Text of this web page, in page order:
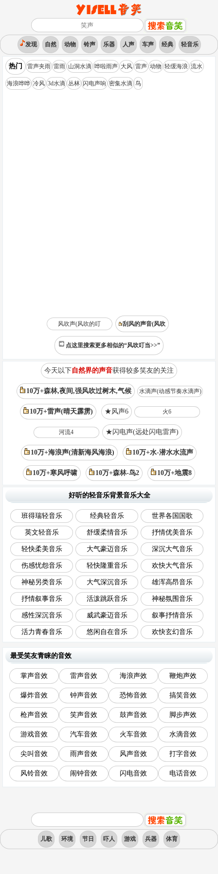
发现 自然 动物 铃声 乐器 人声 车声 经典 轻音乐
热门 雷声夹雨 雷雨 山洞水滴 哗啦雨声 大风 雷声 动物 轻缓海浪 流水
海浪哗哗 冷风 3d水滴 丛林 闪电声响 密集水滴 鸟
风吹声(风吹的叮 刮风的声音(风吹
点这里搜索更多相似的“风吹叮当>>”
今天以下自然界的声音获得较多笑友的关注
10万+森林,夜间,强风吹过树木,气候 水滴声(动感节奏水滴声)
10万+雷声(晴天霹雳) ★风声6 火6
河流4 ★闪电声(远处闪电雷声)
10万+海浪声(清新海风海浪) 10万+水-潜水水流声
10万+寒风呼啸 10万+森林-鸟2 10万+地震8
好听的轻音乐背景音乐大全
班得瑞轻音乐 经典轻音乐 世界各国国歌
英文轻音乐 舒缓柔情音乐 抒情优美音乐
轻快柔美音乐 大气豪迈音乐 深沉大气音乐
伤感忧怨音乐 轻快隆重音乐 欢快大气音乐
神秘另类音乐 大气深沉音乐 雄浑高昂音乐
抒情叙事音乐 活泼跳跃音乐 神秘氛围音乐
感性深沉音乐 威武豪迈音乐 叙事抒情音乐
活力青春音乐 悠闲自在音乐 欢快玄幻音乐
最受笑友青睐的音效
掌声音效 雷声音效 海浪声效 鞭炮声效
爆炸音效 钟声音效 恐怖音效 搞笑音效
枪声音效 笑声音效 鼓声音效 脚步声效
游戏音效 汽车音效 火车音效 水滴音效
尖叫音效 雨声音效 风声音效 打字音效
风铃音效 闹钟音效 闪电音效 电话音效
儿歌 环境 节日 吓人 游戏 兵器 体育